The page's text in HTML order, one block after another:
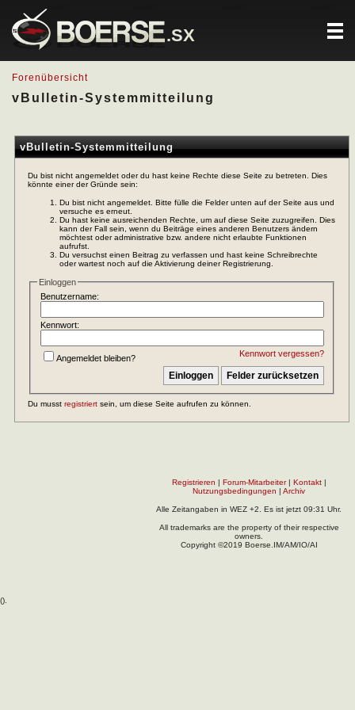
.SX
Forenübersicht
vBulletin-Systemmitteilung
vBulletin-Systemmitteilung
Du bist nicht angemeldet oder du hast keine Rechte diese Seite zu betreten. Dies
könnte einer der Gründe sein:
Du bist nicht angemeldet. Bitte fülle die Felder unten auf der Seite aus und
versuche es erneut.
Du hast keine ausreichenden Rechte, um auf diese Seite zuzugreifen. Dies
kann der Fall sein, wenn du Beiträge eines anderen Benutzers ändern
möchtest oder administrative bzw. andere nicht erlaubte Funktionen
aufrufst.
Du versuchst einen Beitrag zu verfassen und hast keine Schreibrechte
oder wartest noch auf die Aktivierung deiner Registrierung.
Einloggen
Benutzername:
Kennwort:
Kennwort vergessen?
Angemeldet bleiben?
Du musst registriert sein, um diese Seite aufrufen zu können.
Registrieren | Forum-Mitarbeiter| Kontakt|
Nutzungsbedingungen | Archiv
Alle Zeitangaben in WEZ +2. Es ist jetzt 09:31 Uhr.
All trademarks are the property of their respective
owners.
Copyright ©2019 Boerse.IM/AM/IO/AI
().